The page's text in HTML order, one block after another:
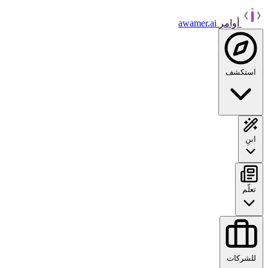
أوامر awamer.ai
استكشف
ابنِ
تعلّم
للشركات